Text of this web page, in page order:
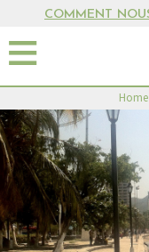
COMMENT
Home